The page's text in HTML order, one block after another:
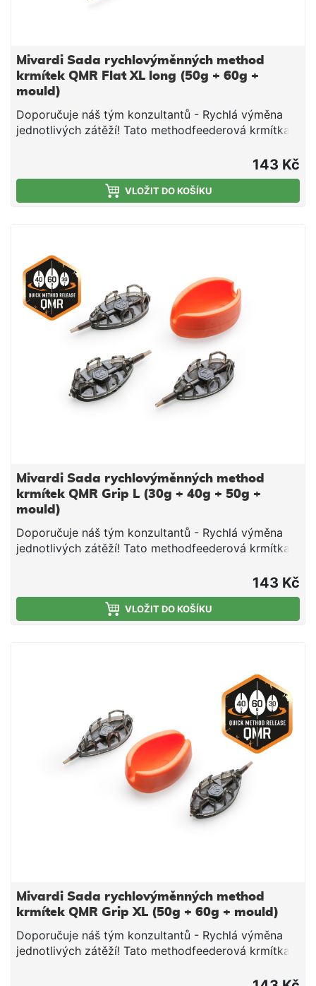
hmotnost zátěže! Díky tomu můžeš ideálně reagovat
na podmínky při lovu kaprů a posunout svůj lov k
větším úspěchům
Mivardi Sada rychlovýměnných method
krmítek QMR Flat XL long (50g + 60g +
mould)
Doporučuje náš tým konzultantů - Rychlá výměna
jednotlivých zátěží! Tato methodfeederová krmítka
hmotnost zátěže! Díky tomu můžeš ideálně reagovat
na podmínky při lovu kaprů a posunout svůj lov k
větším úspěchům. Praktická sada method krmítek
krmítka QMR během několika vteřin. Tělo krmítka je
precizně odlito z odolného plastu v kouřově
olivovém zabarvení. Zátěže na spodní straně krmítka
jsou v maskovacím designu. Tvar krmítka je navržen
pro použití s hrubšími návnadami a mikropeletami.
Zvýšená přední část spolehlivě drží návnadu i při
lovu na extrémně dlouhé vzdálenosti. Krmítko se
dodává s adaptérem pro rychlou výměnu
připojeného návazce a převlekem proti zamotání.
Verze Long je vybavena prodlouženou tuhou
trubičkou, která brání zamotání návazce při náhozu.
hmotnost zátěže! Díky tomu můžeš ideálně reagovat
na podmínky při lovu kaprů a posunout svůj lov k
větším úspěchům.
143 Kč
VLOŽIT DO KOŠÍKU
Mivardi Sada rychlovýměnných method
krmítek QMR Grip L (30g + 40g + 50g +
mould)
Doporučuje náš tým konzultantů - Rychlá výměna
jednotlivých zátěží! Tato methodfeederová krmítka
hmotnost zátěže! Díky tomu můžeš ideálně reagovat
na podmínky při lovu kaprů a posunout svůj lov k
větším úspěchům. Sada unikátních method krmítek
od značky MIVARDI se systémem QMR a formičky
velikost krmítka QMR během několika vteřin.
Speciálně tvarované tělo zajišťje spolehlivé
postupné vyplavování a rozpouštění návnady ze
všech stran a zároveň perfektně drží návnadu při
dlouhých náhozech. Je optimalizováno pro použití s
vnadícími směsmi střední a jemnější zrnitosti.
Krmítko je precizně odlito z odolného plastu v
tmavém, kouřově olivovém zabarvení. Zátěže na
spodní straně krmítka jsou v maskovacím designu.
Krmítko se dodává s adaptérem pro rychlou výměnu
koncového návazce a převlekem proti zamotání.
hmotnost zátěže! Díky tomu můžeš ideálně reagovat
na podmínky při lovu kaprů a posunout svůj lov k
větším úspěchům.
143 Kč
VLOŽIT DO KOŠÍKU
Mivardi Sada rychlovýměnných method
krmítek QMR Grip XL (50g + 60g + mould)
Doporučuje náš tým konzultantů - Rychlá výměna
jednotlivých zátěží! Tato methodfeederová krmítka
hmotnost zátěže! Díky tomu můžeš ideálně reagovat